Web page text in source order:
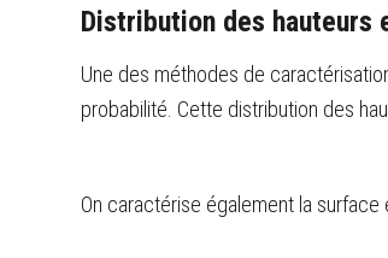
Distribution des hauteurs
Une des méthodes de
probabilité. Cette distribution des
On caractérise également la